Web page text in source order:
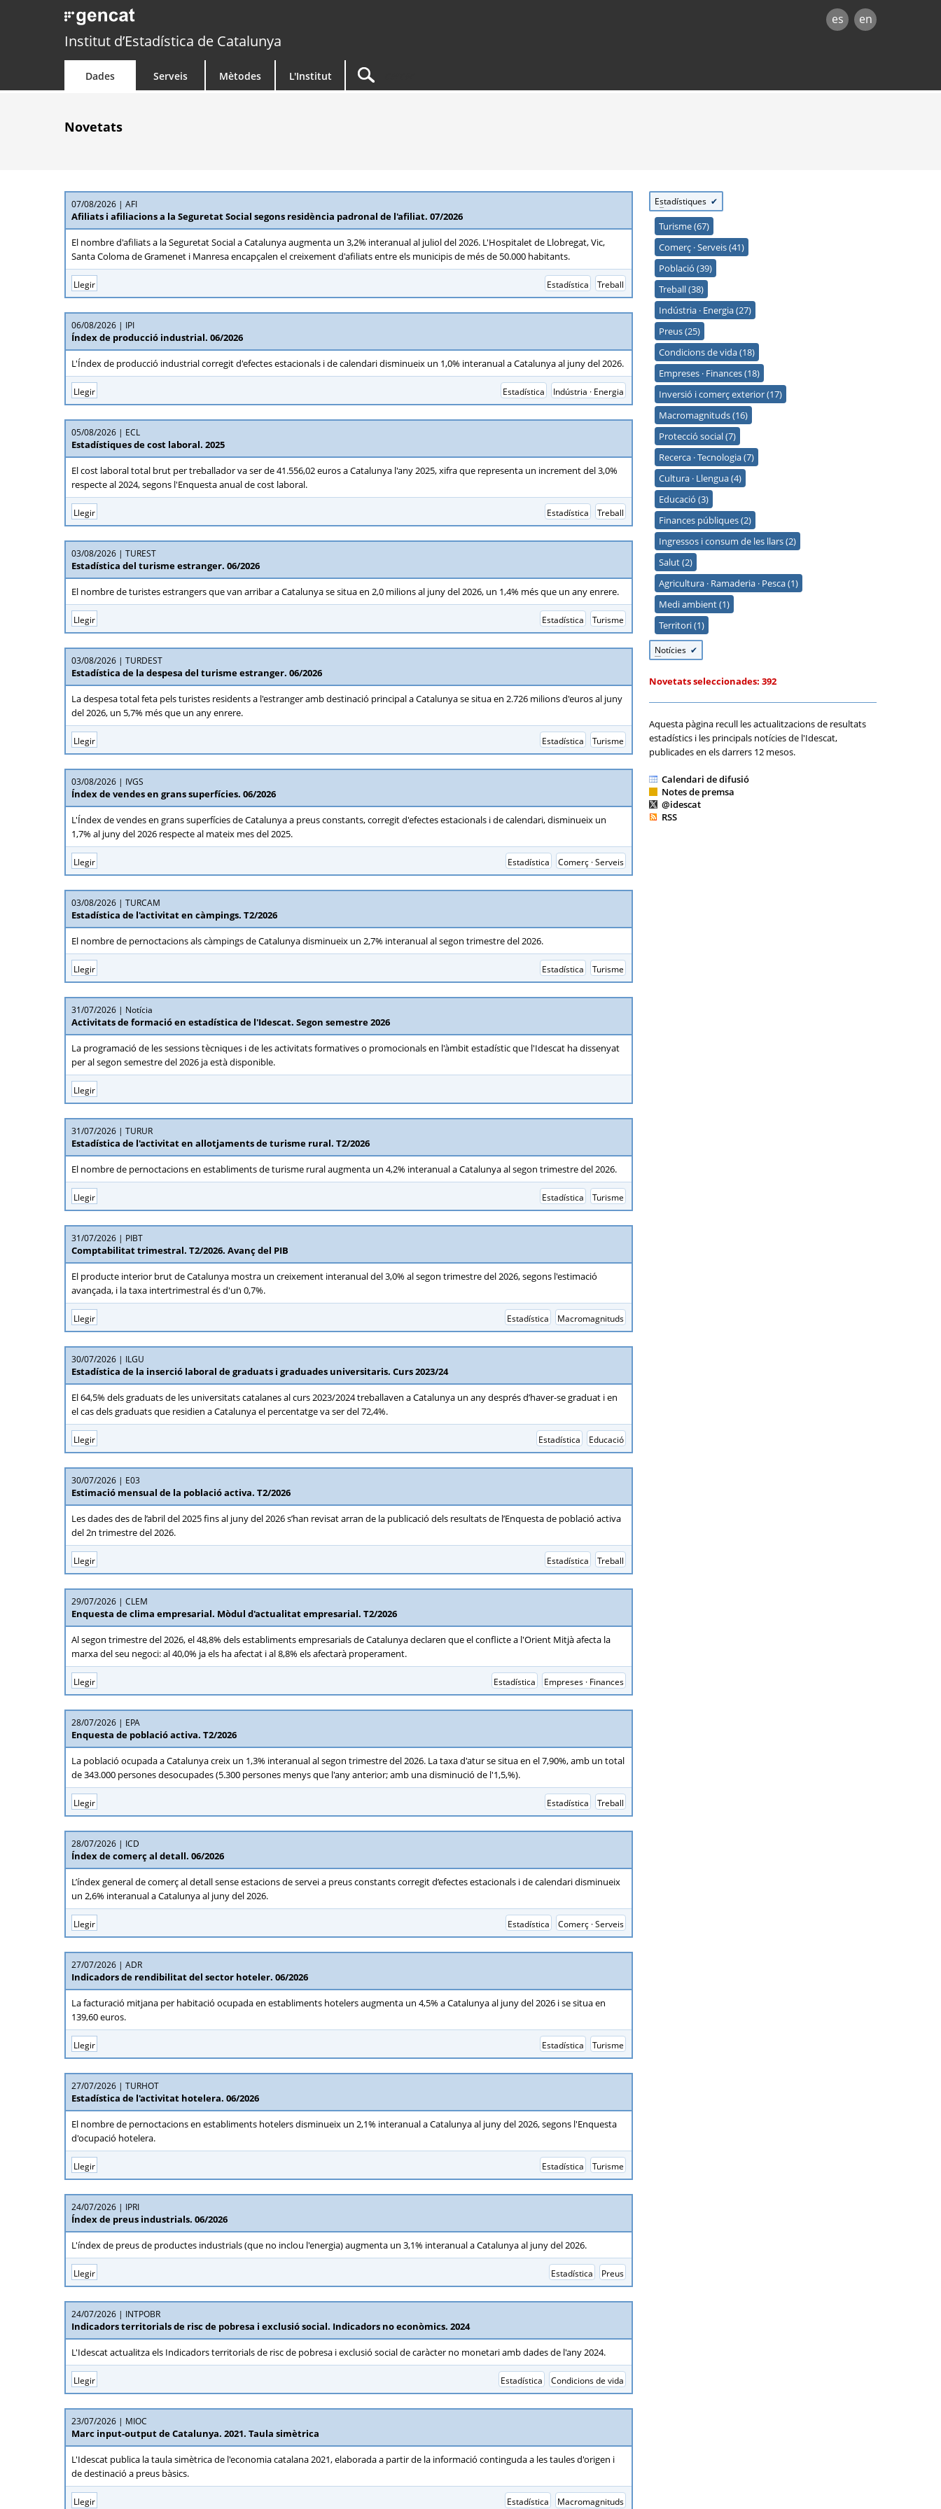
es en
Institut d’Estadística de Catalunya
Dades Serveis Mètodes L'Institut
Novetats
07/08/2026 AFI
Afiliats i afiliacions a la Seguretat Social segons residència padronal de l'afiliat. 07/2026
El nombre d'afiliats a la Seguretat Social a Catalunya augmenta un 3,2% interanual al juliol del 2026. L'Hospitalet de Llobregat, Vic,
Santa Coloma de Gramenet i Manresa encapçalen el creixement d'afiliats entre els municipis de més de 50.000 habitants.
Llegir Treball
Estadística
06/08/2026 IPI
Índex de producció industrial. 06/2026
L'Índex de producció industrial corregit d'efectes estacionals i de calendari disminueix un 1,0% interanual a Catalunya al juny del 2026.
Llegir Indústria · Energia
Estadística
05/08/2026 ECL
Estadístiques de cost laboral. 2025
El cost laboral total brut per treballador va ser de 41.556,02 euros a Catalunya l'any 2025, xifra que representa un increment del 3,0%
respecte al 2024, segons l'Enquesta anual de cost laboral.
Llegir Treball
Estadística
03/08/2026 TUREST
Estadística del turisme estranger. 06/2026
El nombre de turistes estrangers que van arribar a Catalunya se situa en 2,0 milions al juny del 2026, un 1,4% més que un any enrere.
Llegir Turisme
Estadística
03/08/2026 TURDEST
Estadística de la despesa del turisme estranger. 06/2026
La despesa total feta pels turistes residents a l'estranger amb destinació principal a Catalunya se situa en 2.726 milions d'euros al juny
del 2026, un 5,7% més que un any enrere.
Llegir Turisme
Estadística
03/08/2026 IVGS
Índex de vendes en grans superfícies. 06/2026
L'Índex de vendes en grans superfícies de Catalunya a preus constants, corregit d'efectes estacionals i de calendari, disminueix un
1,7% al juny del 2026 respecte al mateix mes del 2025.
Llegir Comerç · Serveis
Estadística
03/08/2026 TURCAM
Estadística de l'activitat en càmpings. T2/2026
El nombre de pernoctacions als càmpings de Catalunya disminueix un 2,7% interanual al segon trimestre del 2026.
Llegir Turisme
Estadística
31/07/2026 Notícia
Activitats de formació en estadística de l'Idescat. Segon semestre 2026
La programació de les sessions tècniques i de les activitats formatives o promocionals en l'àmbit estadístic que l'Idescat ha dissenyat
per al segon semestre del 2026 ja està disponible.
Llegir
31/07/2026 TURUR
Estadística de l'activitat en allotjaments de turisme rural. T2/2026
El nombre de pernoctacions en establiments de turisme rural augmenta un 4,2% interanual a Catalunya al segon trimestre del 2026.
Llegir Turisme
Estadística
31/07/2026 PIBT
Comptabilitat trimestral. T2/2026. Avanç del PIB
El producte interior brut de Catalunya mostra un creixement interanual del 3,0% al segon trimestre del 2026, segons l'estimació
avançada, i la taxa intertrimestral és d'un 0,7%.
Llegir Macromagnituds
Estadística
30/07/2026 ILGU
Estadística de la inserció laboral de graduats i graduades universitaris. Curs 2023/24
El 64,5% dels graduats de les universitats catalanes al curs 2023/2024 treballaven a Catalunya un any després d’haver-se graduat i en
el cas dels graduats que residien a Catalunya el percentatge va ser del 72,4%.
Llegir Educació
Estadística
30/07/2026 E03
Estimació mensual de la població activa. T2/2026
Les dades des de l’abril del 2025 fins al juny del 2026 s’han revisat arran de la publicació dels resultats de l’Enquesta de població activa
del 2n trimestre del 2026.
Llegir Treball
Estadística
29/07/2026 CLEM
Enquesta de clima empresarial. Mòdul d'actualitat empresarial. T2/2026
Al segon trimestre del 2026, el 48,8% dels establiments empresarials de Catalunya declaren que el conflicte a l'Orient Mitjà afecta la
marxa del seu negoci: al 40,0% ja els ha afectat i al 8,8% els afectarà properament.
Llegir Empreses · Finances
Estadística
28/07/2026 EPA
Enquesta de població activa. T2/2026
La població ocupada a Catalunya creix un 1,3% interanual al segon trimestre del 2026. La taxa d'atur se situa en el 7,90%, amb un total
de 343.000 persones desocupades (5.300 persones menys que l'any anterior; amb una disminució de l'1,5,%).
Llegir Treball
Estadística
28/07/2026 ICD
Índex de comerç al detall. 06/2026
L’índex general de comerç al detall sense estacions de servei a preus constants corregit d’efectes estacionals i de calendari disminueix
un 2,6% interanual a Catalunya al juny del 2026.
Llegir Comerç · Serveis
Estadística
27/07/2026 ADR
Indicadors de rendibilitat del sector hoteler. 06/2026
La facturació mitjana per habitació ocupada en establiments hotelers augmenta un 4,5% a Catalunya al juny del 2026 i se situa en
139,60 euros.
Llegir Turisme
Estadística
27/07/2026 TURHOT
Estadística de l'activitat hotelera. 06/2026
El nombre de pernoctacions en establiments hotelers disminueix un 2,1% interanual a Catalunya al juny del 2026, segons l'Enquesta
d'ocupació hotelera.
Llegir Turisme
Estadística
24/07/2026 IPRI
Índex de preus industrials. 06/2026
L'índex de preus de productes industrials (que no inclou l'energia) augmenta un 3,1% interanual a Catalunya al juny del 2026.
Llegir Preus
Estadística
24/07/2026 INTPOBR
Indicadors territorials de risc de pobresa i exclusió social. Indicadors no econòmics. 2024
L'Idescat actualitza els Indicadors territorials de risc de pobresa i exclusió social de caràcter no monetari amb dades de l'any 2024.
Llegir Condicions de vida
Estadística
23/07/2026 MIOC
Marc input-output de Catalunya. 2021. Taula simètrica
L'Idescat publica la taula simètrica de l'economia catalana 2021, elaborada a partir de la informació continguda a les taules d'origen i
de destinació a preus bàsics.
Llegir Macromagnituds
Estadística
Estadístiques
Turisme (67)
Comerç · Serveis (41)
Població (39)
Treball (38)
Indústria · Energia (27)
Preus (25)
Condicions de vida (18)
Empreses · Finances (18)
Inversió i comerç exterior (17)
Macromagnituds (16)
Protecció social (7)
Recerca · Tecnologia (7)
Cultura · Llengua (4)
Educació (3)
Finances públiques (2)
Ingressos i consum de les llars (2)
Salut (2)
Agricultura · Ramaderia · Pesca (1)
Medi ambient (1)
Territori (1)
Notícies
Novetats seleccionades:392
Aquesta pàgina recull les actualitzacions de resultats
estadístics i les principals notícies de l'Idescat,
publicades en els darrers 12 mesos.
Calendari de difusió
Notes de premsa
@idescat
RSS